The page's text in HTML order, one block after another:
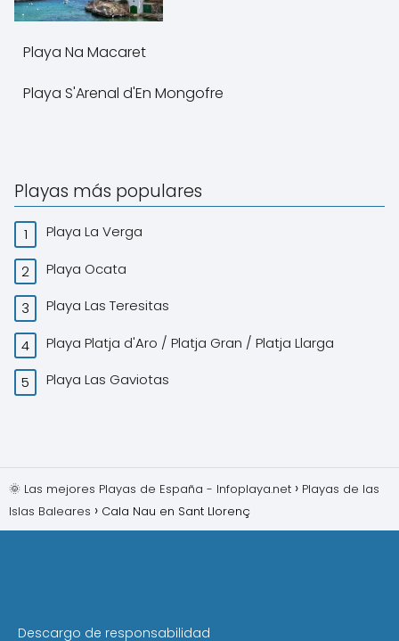
Playa Na Macaret
Playa S'Arenal d'En Mongofre
Playas más populares
Playa La Verga
Playa Ocata
Playa Las Teresitas
Playa Platja d'Aro / Platja Gran / Platja Llarga
Playa Las Gaviotas
🌞 Las mejores Playas de España - Infoplaya.net
Playas de las
Islas Baleares
Cala Nau en Sant Llorenç
Descargo de responsabilidad